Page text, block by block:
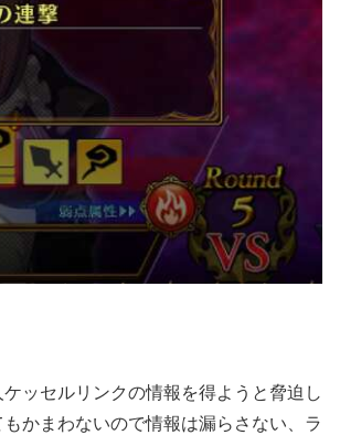
ッセルリンクの情報を得ようと脅迫し
かまわないので情報は漏らさない、ラ